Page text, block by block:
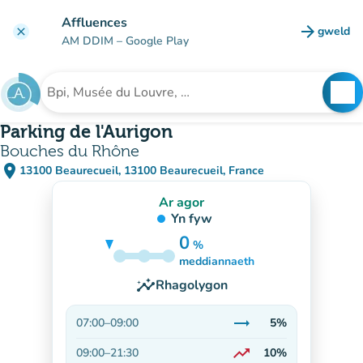
clear Affluences
AM DDIM – Google Play arrow_forward gweld
(tab
Chwilio am sefydliad
Parking de l'Aurigon
Bouches du Rhône
place 13100 Beaurecueil, 13100 Beaurecueil, France
(agor yn Google Maps)
(tab newydd)
Ar agor
Yn fyw
0%
5%
meddiannaeth
insightsRhagolygon
07:00–09:00 trending_flat
5%
09:00–21:30 trending_up
10%